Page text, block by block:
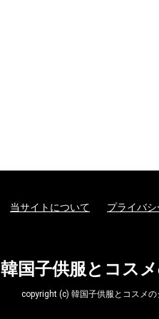
当サイトについて プライバ
韓国子供服とコス
copyright (c) 韓国子供服とコスメ